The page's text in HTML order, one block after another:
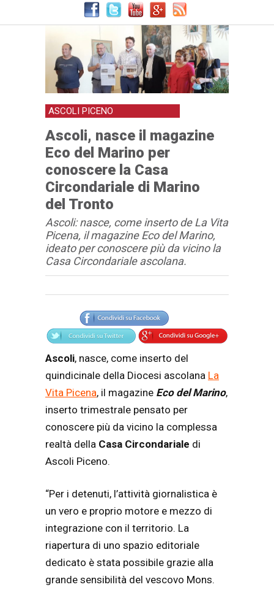
ASCOLI PICENO
Ascoli, nasce il magazine
Eco del Marino per
conoscere la Casa
Circondariale di Marino
del Tronto
Ascoli: nasce, come inserto de La Vita
Picena, il magazine Eco del Marino,
ideato per conoscere più da vicino la
Casa Circondariale ascolana.
Articolo
Testo articolo principale
Ascoli, nasce, come inserto del
quindicinale della Diocesi ascolana La
Vita Picena, il magazine Eco del Marino,
inserto trimestrale pensato per
conoscere più da vicino la complessa
realtà della Casa Circondariale di
Ascoli Piceno.
“Per i detenuti, l’attività giornalistica è
un vero e proprio motore e mezzo di
integrazione con il territorio. La
riapertura di uno spazio editoriale
dedicato è stata possibile grazie alla
grande sensibilità del vescovo Mons.